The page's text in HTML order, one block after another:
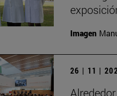
Imagen
26 | 11 |